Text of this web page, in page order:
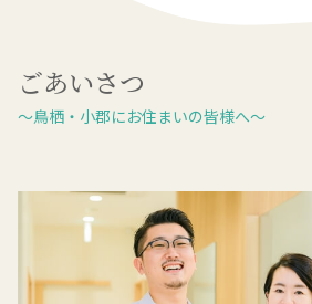
ごあいさつ
～鳥栖・小郡にお住まいの皆様へ～